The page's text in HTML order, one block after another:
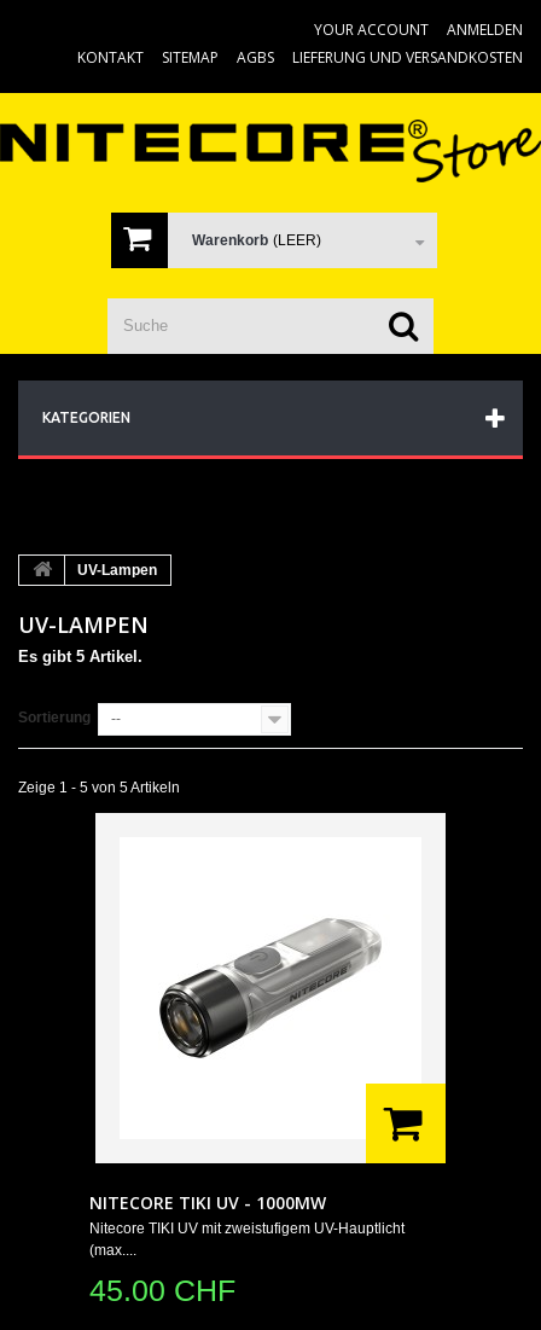
ANMELDEN
YOUR ACCOUNT
KONTAKT
SITEMAP AGBS LIEFERUNG UND VERSANDKOSTEN
Warenkorb (LEER)
KATEGORIEN
UV-Lampen
UV-LAMPEN
Es gibt 5 Artikel.
Sortierung --
Zeige 1 - 5 von 5 Artikeln
NITECORE TIKI UV - 1000MW
Nitecore TIKI UV mit zweistufigem UV-Hauptlicht
(max....
45.00 CHF